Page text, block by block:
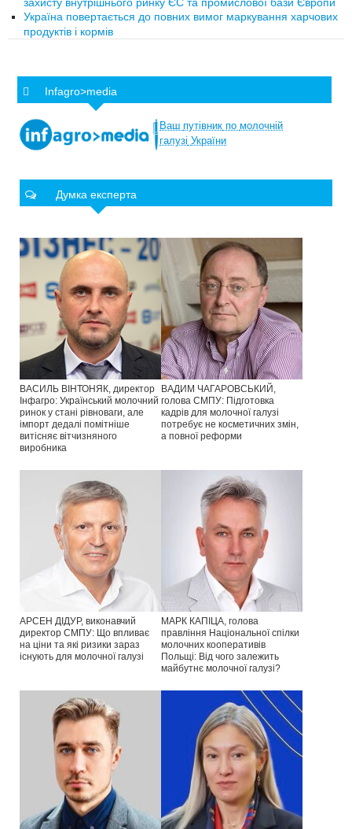
Україна повертається до повних вимог маркування харчових
продуктів і кормів
Infagro>media
Ваш путівник по молочній
галузі України
Думка експерта
ВАСИЛЬ ВІНТОНЯК, директор
Інфагро: Український молочний
ринок у стані рівноваги, але
імпорт дедалі помітніше
витісняє вітчизняного
виробника
ВАДИМ ЧАГАРОВСЬКИЙ,
голова СМПУ: Підготовка
кадрів для молочної галузі
потребує не косметичних змін,
а повної реформи
АРСЕН ДІДУР, виконавчий
директор СМПУ: Що впливає
на ціни та які ризики зараз
існують для молочної галузі
МАРК КАПІЦА, голова
правління Національної спілки
молочних кооперативів
Польщі: Від чого залежить
майбутнє молочної галузі?